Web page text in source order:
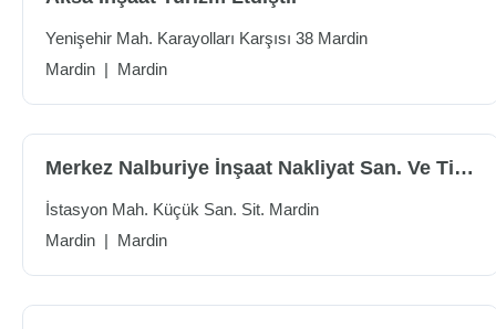
Yenişehir Mah. Karayolları Karşısı 38 Mardin
Mardin | Mardin
Merkez Nalburiye İnşaat Nakliyat San. Ve Tic.ltd.şti.
İstasyon Mah. Küçük San. Sit. Mardin
Mardin | Mardin